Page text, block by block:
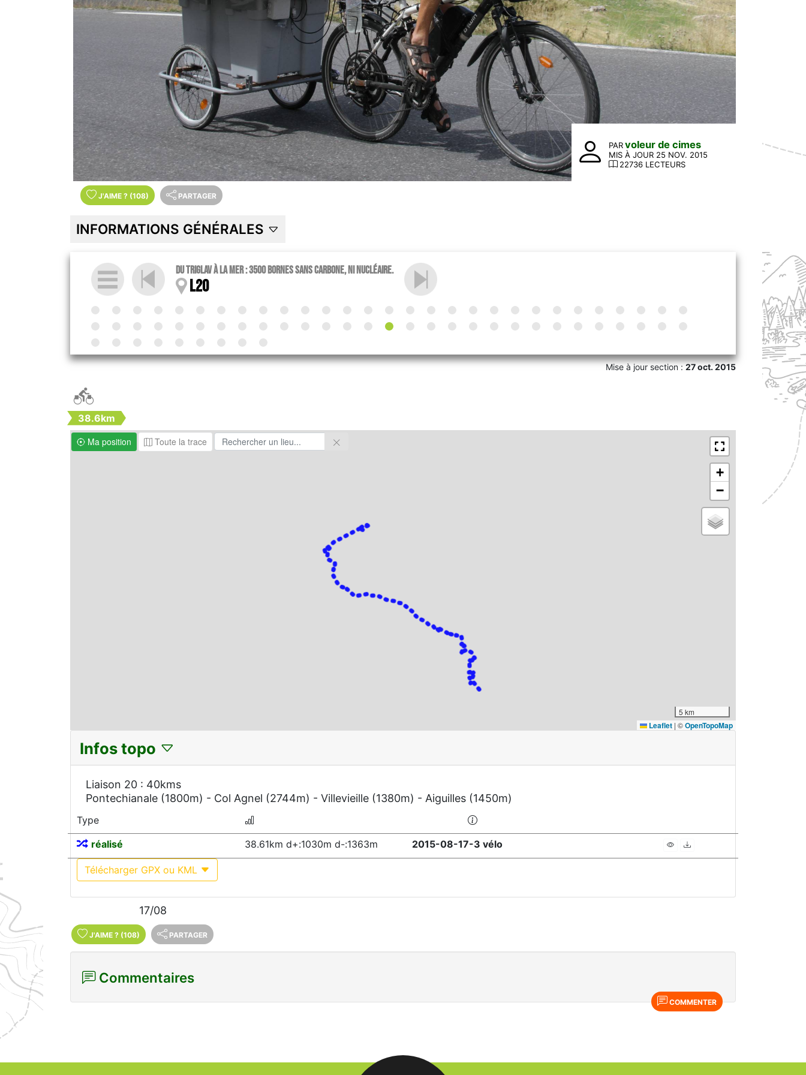
PAR voleur de cimes
MIS À JOUR 25 NOV. 2015
22736 LECTEURS
J'AIME ? (108) PARTAGER
INFORMATIONS GÉNÉRALES
Du Triglav à la mer : 3500 bornes sans carbone, ni nucléaire.
L20
Mise à jour section :27 oct. 2015

38.6km
Ma position
Toute la trace
+
−
5 km
Leaflet | ©OpenTopoMap
Infos topo
Liaison 20 : 40kms
Pontechianale (1800m) - Col Agnel (2744m) - Villevieille (1380m) - Aiguilles (1450m)
Type
réalisé
38.61km d+:1030m d-:1363m 2015-08-17-3 vélo
Télécharger GPX ou KML
17/08
J'AIME ? (108) PARTAGER
Commentaires
COMMENTER